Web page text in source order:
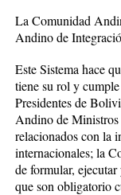
La Comunidad
Andino de
Este Sistema hace
tiene su rol y
Presidentes de
Andino de Ministros
relacionados con la
internacionales; la
de formular,
que son obligatorio